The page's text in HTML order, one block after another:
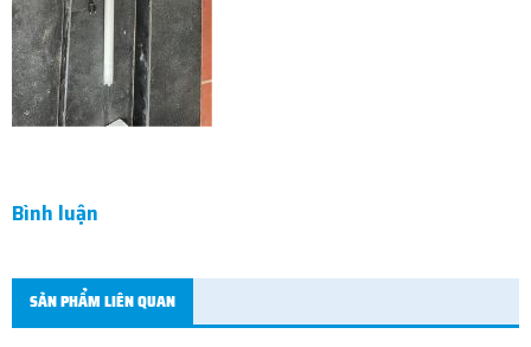
Bình luận
SẢN PHẨM LIÊN QUAN